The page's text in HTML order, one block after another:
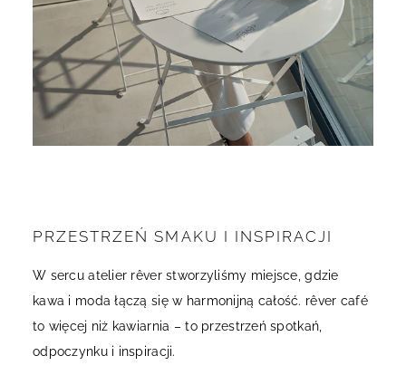
PRZESTRZEŃ SMAKU I INSPIRACJI
W sercu atelier rêver stworzyliśmy miejsce, gdzie
kawa i moda łączą się w harmonijną całość. rêver café
to więcej niż kawiarnia – to przestrzeń spotkań,
odpoczynku i inspiracji.